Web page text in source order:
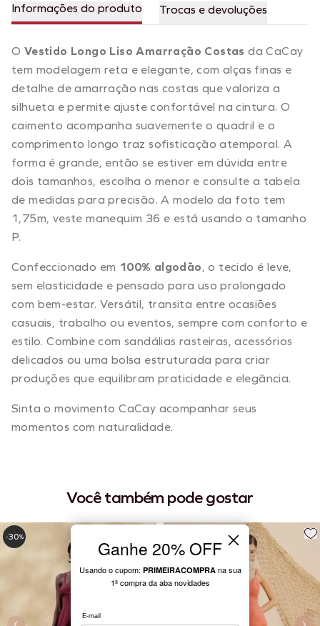
Informações do produto Trocas e devoluções
O Vestido Longo Liso Amarração Costas da CaCay
tem modelagem reta e elegante, com alças finas e
detalhe de amarração nas costas que valoriza a
silhueta e permite ajuste confortável na cintura. O
caimento acompanha suavemente o quadril e o
comprimento longo traz sofisticação atemporal. A
forma é grande, então se estiver em dúvida entre
dois tamanhos, escolha o menor e consulte a tabela
de medidas para precisão. A modelo da foto tem
1,75m, veste manequim 36 e está usando o tamanho
P.
Confeccionado em 100% algodão, o tecido é leve,
sem elasticidade e pensado para uso prolongado
com bem-estar. Versátil, transita entre ocasiões
casuais, trabalho ou eventos, sempre com conforto e
estilo. Combine com sandálias rasteiras, acessórios
delicados ou uma bolsa estruturada para criar
produções que equilibram praticidade e elegância.
Sinta o movimento CaCay acompanhar seus
momentos com naturalidade.
Você também pode gostar
-30%